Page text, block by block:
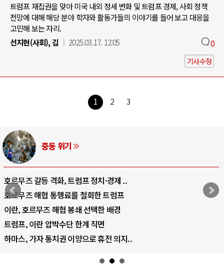
트럼프 재집권을 맞아 미국 내외 정세 변화 및 트럼프 경제, 사회 정책
전망에 대해 해당 분야 학자와 활동가들의 이야기를 들어 보고 대응을
고민해 보는 자리.
선지현(사회), 김
2025.03.17. 12:05 0
기사수정
1 2 3
중동 위기
호르무즈 갈등 격화, 트럼프 정치·경제 ..
호르무즈 해협 통행료를 철회한 트럼프
이란, 호르무즈 해협 봉쇄 선택한 배경
트럼프, 이란 압박수단 한계 직면
하마스, 가자 통치권 이양으로 휴전 의지..